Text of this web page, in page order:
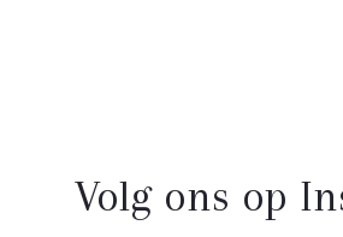
Volg ons op